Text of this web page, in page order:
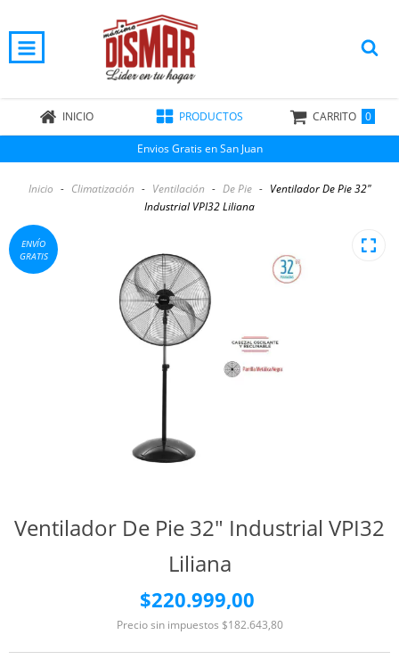
INICIO PRODUCTOS CARRITO 0
Envios Gratis en San Juan
Inicio - Climatización - Ventilación - De Pie - Ventilador De Pie 32"
Industrial VPI32 Liliana
ENVÍO
GRATIS
Ventilador De Pie 32" Industrial VPI32
Liliana
$220.999,00
Precio sin impuestos $182.643,80